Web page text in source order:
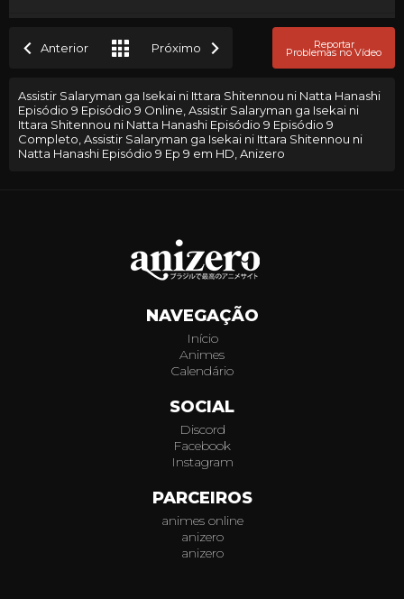
007
008
Anterior Próximo Reportar
Problemas no Vídeo
Assistir Salaryman ga Isekai ni Ittara Shitennou ni Natta Hanashi
Episódio 9 Episódio 9 Online, Assistir Salaryman ga Isekai ni
Ittara Shitennou ni Natta Hanashi Episódio 9 Episódio 9
Completo, Assistir Salaryman ga Isekai ni Ittara Shitennou ni
Natta Hanashi Episódio 9 Ep 9 em HD, Anizero
NAVEGAÇÃO
Início
Animes
Calendário
SOCIAL
Discord
Facebook
Instagram
PARCEIROS
animes online
anizero
anizero